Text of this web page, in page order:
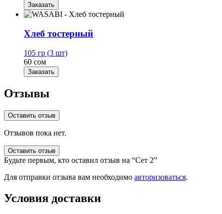
Заказать
Хлеб тостерный
105 гр (3 шт)
60 сом
Заказать
Отзывы
Оставить отзыв
Отзывов пока нет.
Оставить отзыв
Будьте первым, кто оставил отзыв на “Сет 2”
Для отправки отзыва вам необходимо авторизоваться.
Условия доставки